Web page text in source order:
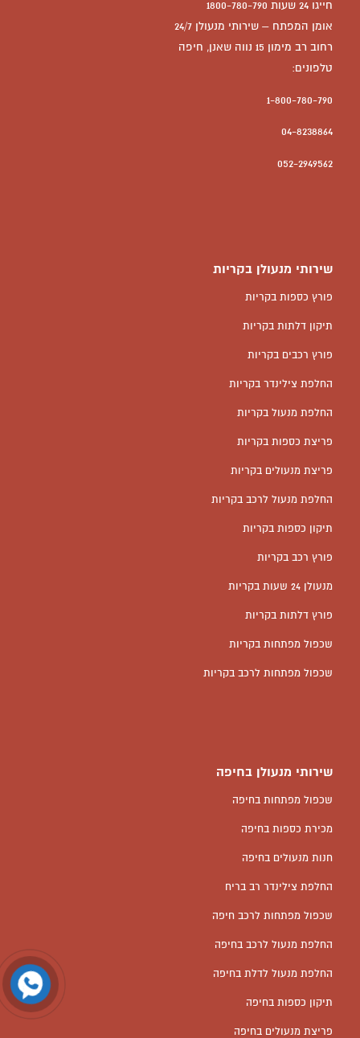
חייגו 24 שעות 1800-780-790
אומן המפתח – שירותי מנעולן 24/7
רחוב רב מימון 15 נווה שאנן, חיפה
טלפונים:
1-800-780-790
04-8238864
052-2949562
שירותי מנעולן בקריות
פורץ כספות בקריות
תיקון דלתות בקריות
פורץ רכבים בקריות
החלפת צילינדר בקריות
החלפת מנעול בקריות
פריצת כספות בקריות
פריצת מנעולים בקריות
החלפת מנעול לרכב בקריות
תיקון כספות בקריות
פורץ רכב בקריות
מנעולן 24 שעות בקריות
פורץ דלתות בקריות
שכפול מפתחות בקריות
שכפול מפתחות לרכב בקריות
שירותי מנעולן בחיפה
שכפול מפתחות בחיפה
מכירת כספות בחיפה
חנות מנעולים בחיפה
החלפת צילינדר רב בריח
שכפול מפתחות לרכב חיפה
החלפת מנעול לרכב בחיפה
החלפת מנעול לדלת בחיפה
תיקון כספות בחיפה
פריצת מנעולים בחיפה